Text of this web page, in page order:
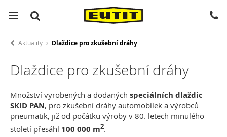
Aktuality Dlaždice pro zkušební dráhy
Dlaždice pro zkušební dráhy
Množství vyrobených a dodaných speciálních dlaždic
SKID PAN, pro zkušební dráhy automobilek a výrobců
pneumatik, již od počátku výroby v 80. letech minulého
století přesáhl 100 000 m2.